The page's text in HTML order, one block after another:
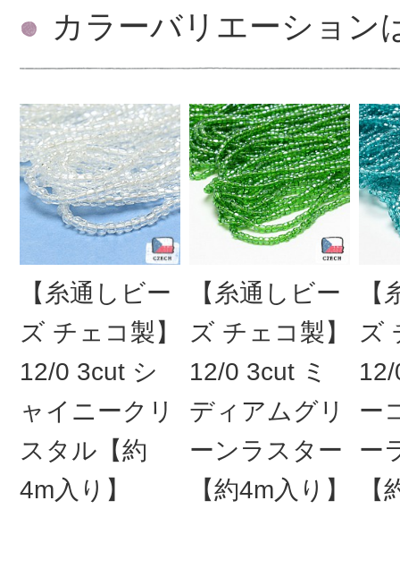
カラーバリエーション
【糸通しビー
ズ チェコ製】
12/0 3cut シ
ャイニークリ
スタル【約
4m入り】
【糸通しビー
ズ チェコ製】
12/0 3cut ミ
ディアムグリ
ーンラスター
【約4m入り】
ズ
ー
ー